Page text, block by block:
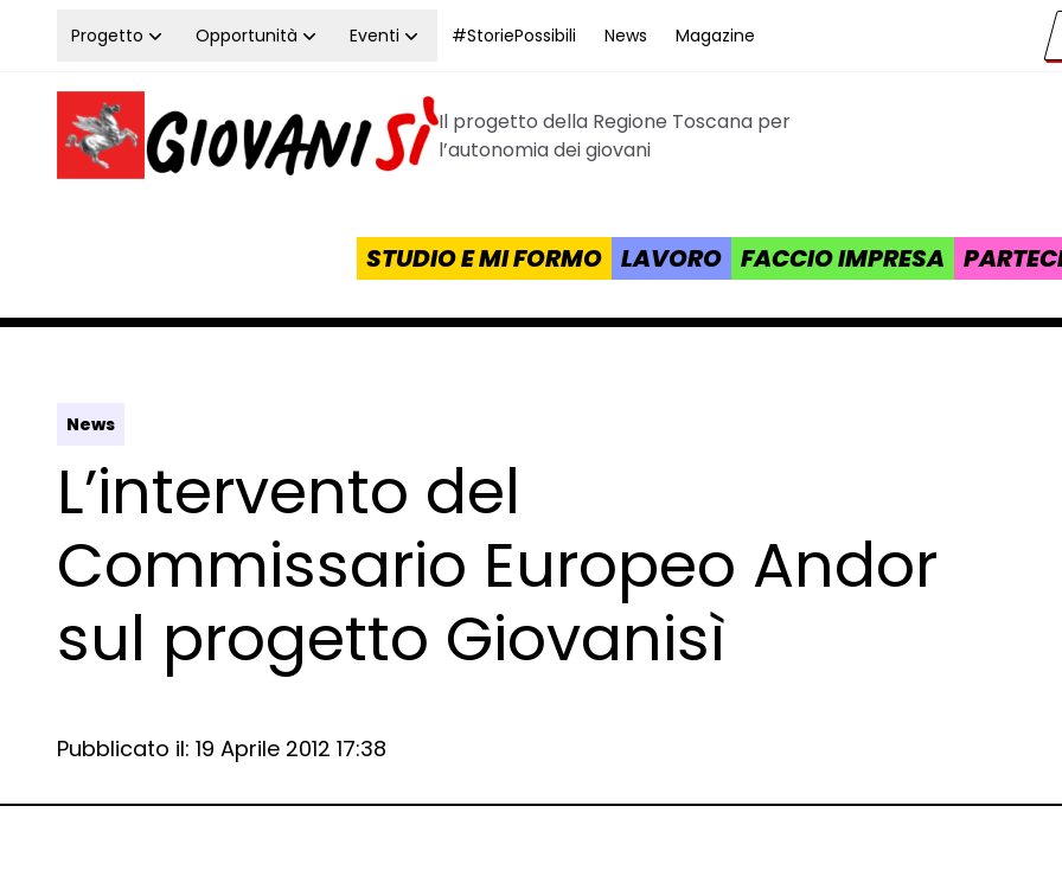
Vai al contenuto
Progetto Opportunità Eventi #StoriePossibili News Magazine
Homepage Giovanisì - Progetto della Regione Toscana
Il progetto della Regione Toscana per
l’autonomia dei giovani
STUDIO E MI FORMO LAVORO FACCIO IMPRESA
News
L’intervento del
Commissario Europeo Andor
sul progetto Giovanisì
Data e ora:
Pubblicato il: 19 Aprile 2012 17:38